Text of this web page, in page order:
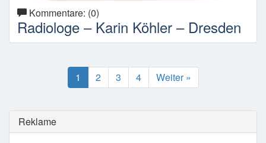
Kommentare: (0)
Radiologe – Karin Köhler – Dresden
1 2 3 4 Weiter »
Reklame